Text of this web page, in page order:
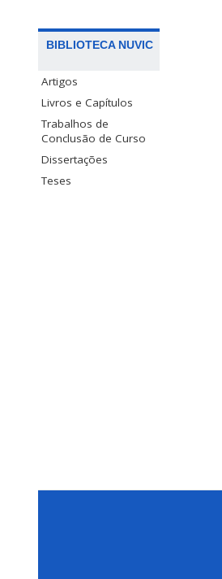
BIBLIOTECA NUVIC
Artigos
Livros e Capítulos
Trabalhos de
Conclusão de Curso
Dissertações
Teses